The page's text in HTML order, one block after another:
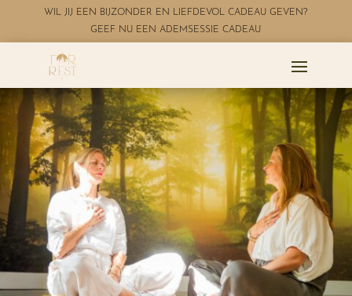
WIL JIJ EEN BIJZONDER EN LIEFDEVOL CADEAU GEVEN?
GEEF NU EEN ADEMSESSIE CADEAU